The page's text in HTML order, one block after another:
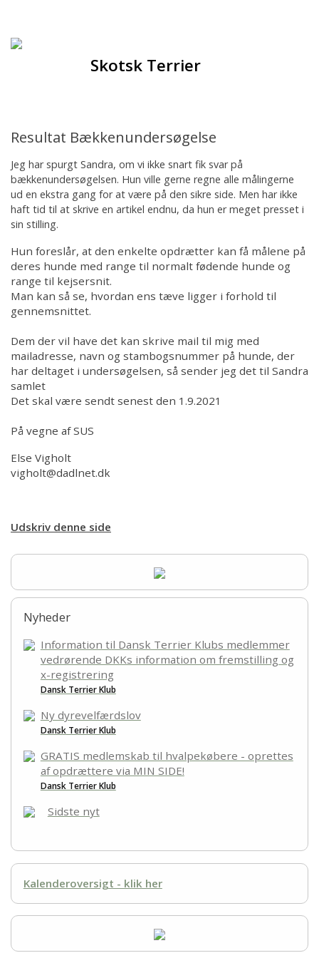
Hjem
Hvalpe
Sundhed
Racegruppen
Udstilling
100 års jubilæum
100th anniversary
Skotsk Terrier
Resultat Bækkenundersøgelse
Jeg har spurgt Sandra, om vi ikke snart fik svar på
bækkenundersøgelsen. Hun ville gerne regne alle målingerne
ud en ekstra gang for at være på den sikre side. Men har ikke
haft tid til at skrive en artikel endnu, da hun er meget presset i
sin stilling.
Hun foreslår, at den enkelte opdrætter kan få målene på
deres hunde med range til normalt fødende hunde og
range til kejsersnit.
Man kan så se, hvordan ens tæve ligger i forhold til
gennemsnittet.
Dem der vil have det kan skrive mail til mig med
mailadresse, navn og stambogsnummer på hunde, der
har deltaget i undersøgelsen, så sender jeg det til Sandra
samlet
Det skal være sendt senest den 1.9.2021
På vegne af SUS
Else Vigholt
vigholt@dadlnet.dk
Udskriv denne side
Nyheder
Information til Dansk Terrier Klubs medlemmer
vedrørende DKKs information om fremstilling og
x-registrering
Dansk Terrier Klub
Ny dyrevelfærdslov
Dansk Terrier Klub
GRATIS medlemskab til hvalpekøbere - oprettes
af opdrættere via MIN SIDE!
Dansk Terrier Klub
Sidste nyt
Kalenderoversigt - klik her